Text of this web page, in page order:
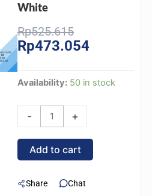
White
Rp525.615Original
price
Rp473.054price
Availability: 50 in stock
-
Casing
-
Mini
ITX.
-
+
Add to cart
Share Chat